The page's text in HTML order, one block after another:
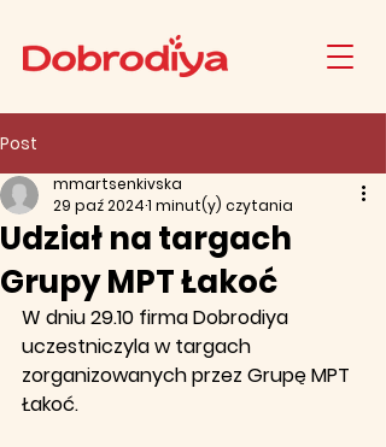
Post
Udział na targach
Grupy MPT Łakoć
mmartsenkivska
29 paź 20241 minut(y) czytania
W dniu 29.10 firma Dobrodiya
uczestniczyla w targach
zorganizowanych przez Grupę MPT
Łakoć.